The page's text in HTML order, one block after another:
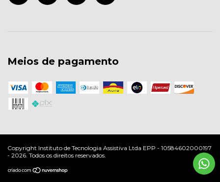
Meios de pagamento
Copyright Instituto de Tecnologia Assistiva Ltda EPP - 10584602000197
- 2026. Todos os direitos reservados.